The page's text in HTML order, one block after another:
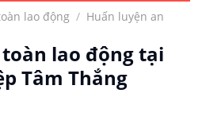
lao động / Huấn luyện an
lao động tại
Tâm Thắng